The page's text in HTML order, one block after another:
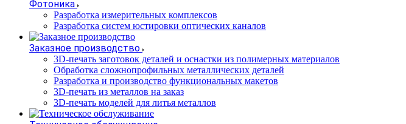
Фотоника
Разработка измерительных комплексов
Разработка систем юстировки оптических каналов
Заказное производство
3D-печать заготовок деталей и оснастки из полимерных материалов
Обработка сложнопрофильных металлических деталей
Разработка и производство функциональных макетов
3D-печать из металлов на заказ
3D-печать моделей для литья металлов